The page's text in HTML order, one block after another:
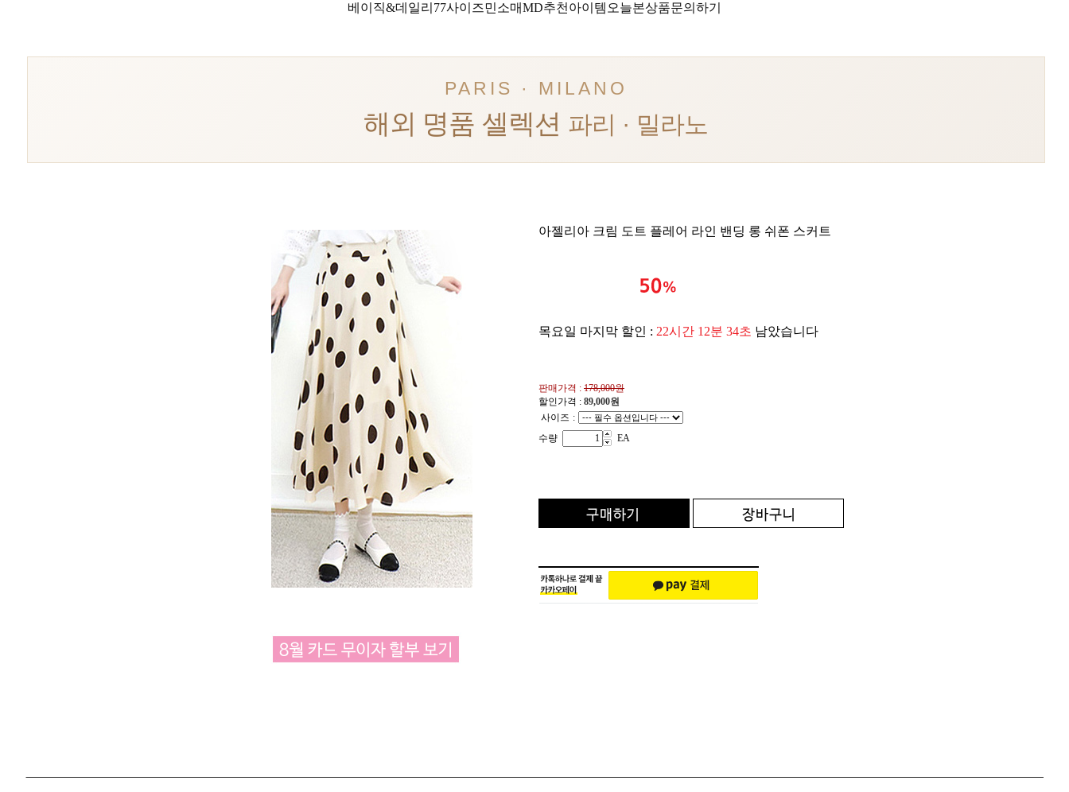
베이직&데일리 77사이즈민소매MD추천아이템 오늘본상품문의하기
PARIS · MILANO
해외 명품 셀렉션 파리 · 밀라노
아젤리아 크림 도트 플레어 라인 밴딩 롱 쉬폰 스커트
목요일 마지막 할인 : 22시간 12분 33초 남았습니다
판매가격 : 178,000원
할인가격 : 89,000원
사이즈 :
수량
EA